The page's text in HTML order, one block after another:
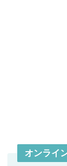
オンライ